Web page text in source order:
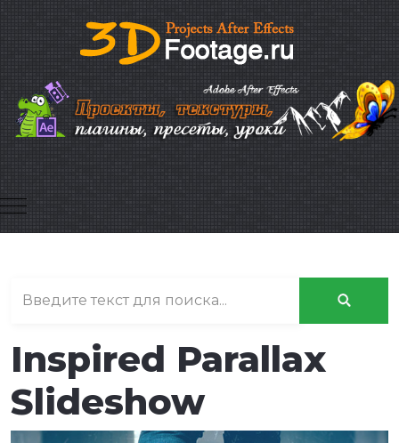
Mobile Menu Toggle
Inspired Parallax
Slideshow